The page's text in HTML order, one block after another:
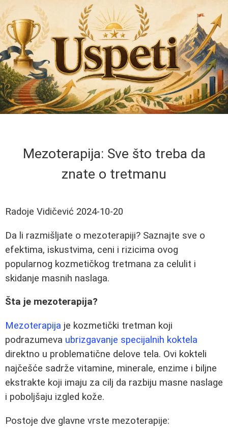
Mezoterapija: Sve što treba da
znate o tretmanu
Radoje Vidičević 2024-10-20
Da li razmišljate o mezoterapiji? Saznajte sve o
efektima, iskustvima, ceni i rizicima ovog
popularnog kozmetičkog tretmana za celulit i
skidanje masnih naslaga.
Šta je mezoterapija?
Mezoterapija je kozmetički tretman koji
podrazumeva ubrizgavanje specijalnih koktela
direktno u problematične delove tela. Ovi kokteli
najčešće sadrže vitamine, minerale, enzime i biljne
ekstrakte koji imaju za cilj da razbiju masne naslage
i poboljšaju izgled kože.
Postoje dve glavne vrste mezoterapije: